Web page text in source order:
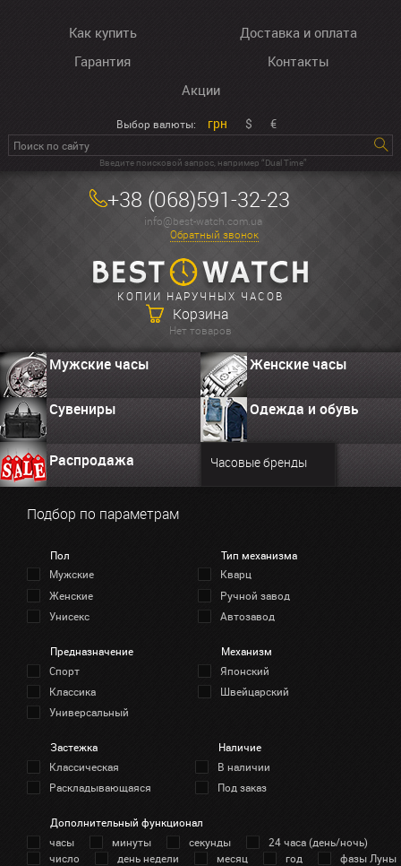
Как купить
Доставка и оплата
Гарантия
Контакты
Акции
Выбор валюты: грн $ €
Введите поисковой запрос, например “Dual Time”
+38 (068)591-32-23
info@best-watch.com.ua
Обратный звонок
КОПИИ НАРУЧНЫХ ЧАСОВ
Корзина
Нет товаров
Мужские часы Женские часы
Сувениры Одежда и обувь
Распродажа Часовые бренды
Подбор по параметрам
Пол
Мужские
Женские
Унисекс
Тип механизма
Кварц
Ручной завод
Автозавод
Предназначение
Спорт
Классика
Универсальный
Механизм
Японский
Швейцарский
Застежка
Классическая
Раскладывающаяся
Наличие
В наличии
Под заказ
Дополнительный функционал
часы
минуты секунды
24 часа (день/ночь)
число
день недели месяц год
фазы Луны